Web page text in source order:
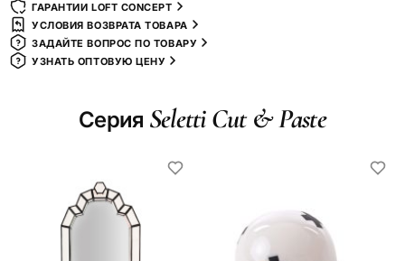
ГАРАНТИИ LOFT CONCEPT
УСЛОВИЯ ВОЗВРАТА ТОВАРА
ЗАДАЙТЕ ВОПРОС ПО ТОВАРУ
УЗНАТЬ ОПТОВУЮ ЦЕНУ
Серия Seletti Cut & Paste